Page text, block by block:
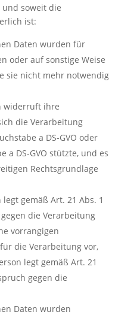
soweit die
ist:
Daten wurden für
oder auf sonstige Weise
sie nicht mehr notwendig
widerruft ihre
die Verarbeitung
a DS-GVO oder
a DS-GVO stützte, und es
Rechtsgrundlage
gemäß Art. 21 Abs. 1
die Verarbeitung
vorrangigen
die Verarbeitung vor,
legt gemäß Art. 21
gegen die
Daten wurden